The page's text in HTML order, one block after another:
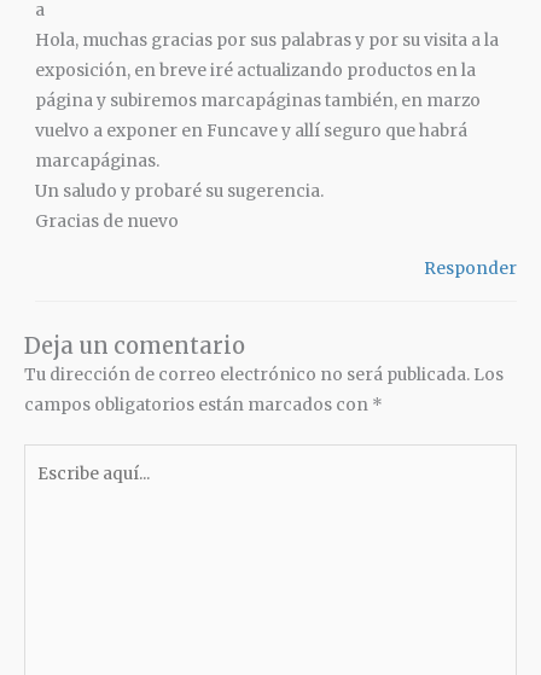
Hola, muchas gracias por sus palabras y por su visita a la
exposición, en breve iré actualizando productos en la
página y subiremos marcapáginas también, en marzo
vuelvo a exponer en Funcave y allí seguro que habrá
marcapáginas.
Un saludo y probaré su sugerencia.
Gracias de nuevo
Responder
Deja un comentario
Tu dirección de correo electrónico no será publicada. Los
campos obligatorios están marcados con *